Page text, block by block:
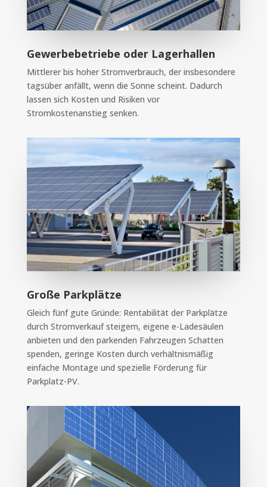
Gewerbebetriebe oder Lagerhallen
Mittlerer bis hoher Stromverbrauch, der insbesondere
tagsüber anfällt, wenn die Sonne scheint. Dadurch
lassen sich Kosten und Risiken vor
Stromkostenanstieg senken.
Große Parkplätze
Gleich fünf gute Gründe: Rentabilität der Parkplätze
durch Stromverkauf steigern, eigene e-Ladesäulen
anbieten und den parkenden Fahrzeugen Schatten
spenden, geringe Kosten durch verhältnismäßig
einfache Montage und spezielle Förderung für
Parkplatz-PV.